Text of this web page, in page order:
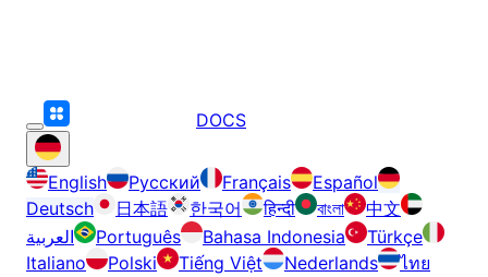
DOCS
English Русский Français
Español
Deutsch
日本語 한국어 हिन्दी বাংলা
中文
العربية
Português Bahasa Indonesia
Türkçe
Italiano
Polski Tiếng Việt Nederlands
ไทย